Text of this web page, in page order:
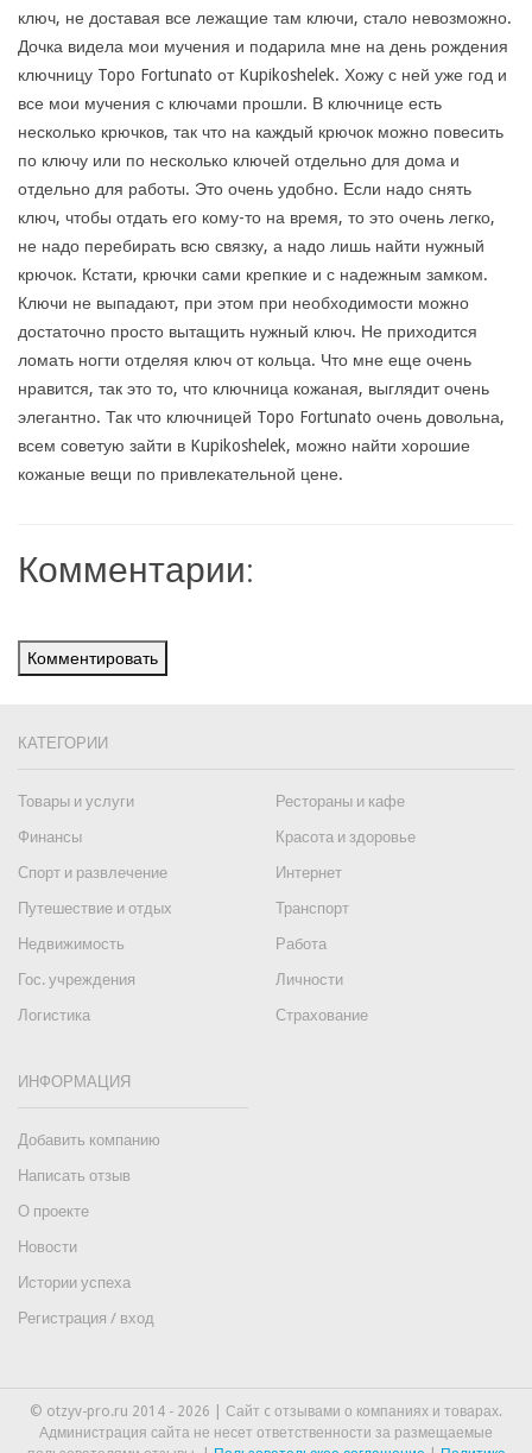
ключ, не доставая все лежащие там ключи, стало невозможно.
Дочка видела мои мучения и подарила мне на день рождения
ключницу Topo Fortunato от Kupikoshelek. Хожу с ней уже год и
все мои мучения с ключами прошли. В ключнице есть
несколько крючков, так что на каждый крючок можно повесить
по ключу или по несколько ключей отдельно для дома и
отдельно для работы. Это очень удобно. Если надо снять
ключ, чтобы отдать его кому-то на время, то это очень легко,
не надо перебирать всю связку, а надо лишь найти нужный
крючок. Кстати, крючки сами крепкие и с надежным замком.
Ключи не выпадают, при этом при необходимости можно
достаточно просто вытащить нужный ключ. Не приходится
ломать ногти отделяя ключ от кольца. Что мне еще очень
нравится, так это то, что ключница кожаная, выглядит очень
элегантно. Так что ключницей Topo Fortunato очень довольна,
всем советую зайти в Kupikoshelek, можно найти хорошие
кожаные вещи по привлекательной цене.
Комментарии:
Комментировать
КАТЕГОРИИ
Товары и услуги
Рестораны и кафе
Финансы
Красота и здоровье
Спорт и развлечение
Интернет
Путешествие и отдых
Транспорт
Недвижимость
Работа
Гос. учреждения
Личности
Логистика
Страхование
ИНФОРМАЦИЯ
Добавить компанию
Написать отзыв
О проекте
Новости
Истории успеха
Регистрация / вход
© otzyv-pro.ru 2014 - 2026 | Сайт c отзывами о компаниях и товарах.
Администрация сайта не несет ответственности за размещаемые